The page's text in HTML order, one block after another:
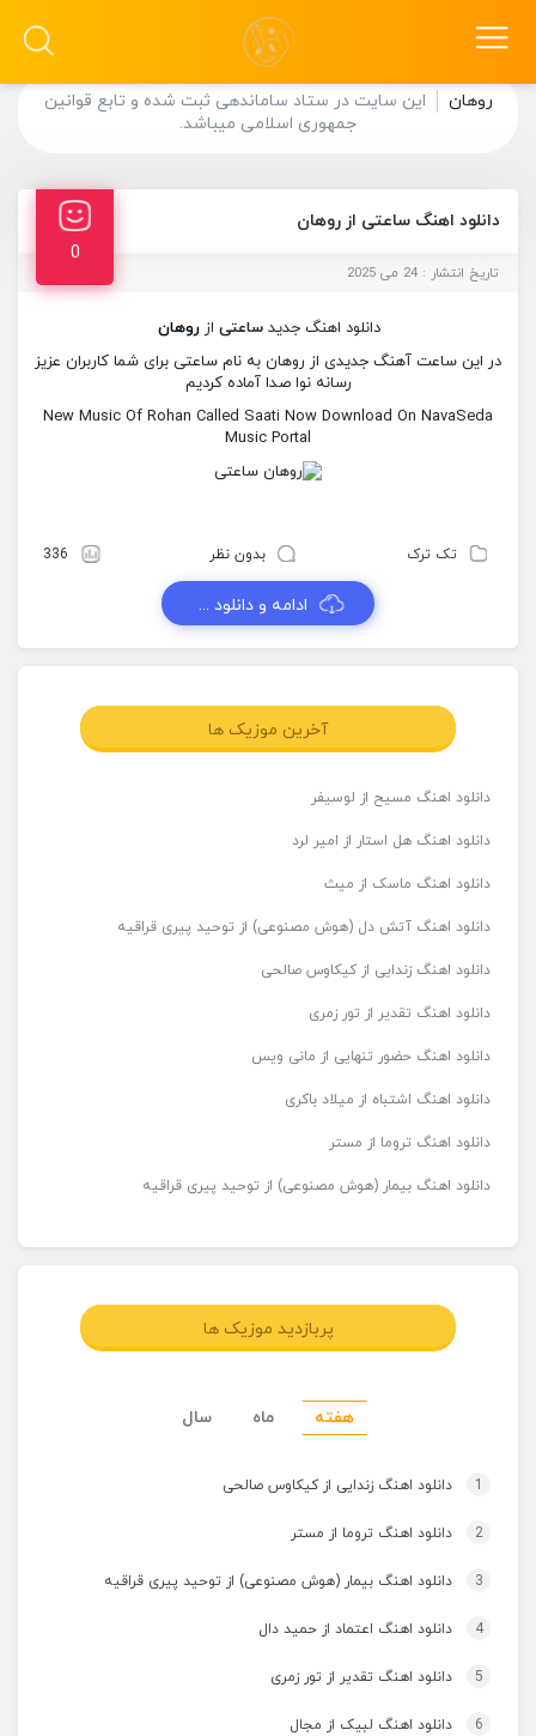
روهان
این سایت در ستاد ساماندهی ثبت شده و تابع قوانین
جمهوری اسلامی میباشد.
دانلود اهنگ ساعتی از روهان
0
تاریخ انتشار : 24 می 2025
دانلود اهنگ جدید ساعتی از روهان
در این ساعت آهنگ جدیدی از روهان به نام ساعتی برای شما کاربران عزیز
رسانه نوا صدا آماده کردیم
New Music Of Rohan Called Saati Now Download On NavaSeda
Music Portal
تک ترک بدون نظر 336
ادامه و دانلود ...
آخرین موزیک ها
دانلود اهنگ مسیح از لوسیفر
دانلود اهنگ هل استار از امیر لرد
دانلود اهنگ ماسک از میث
دانلود اهنگ آتش دل (هوش مصنوعی) از توحید پیری قراقیه
دانلود اهنگ زندایی از کیکاوس صالحی
دانلود اهنگ تقدیر از تور زمری
دانلود اهنگ حضور تنهایی از مانی ویس
دانلود اهنگ اشتباه از میلاد باکری
دانلود اهنگ تروما از مستر
دانلود اهنگ بیمار (هوش مصنوعی) از توحید پیری قراقیه
پربازدید موزیک ها
هفته ماه سال
1 دانلود اهنگ زندایی از کیکاوس صالحی
2 دانلود اهنگ تروما از مستر
3 دانلود اهنگ بیمار (هوش مصنوعی) از توحید پیری قراقیه
4 دانلود اهنگ اعتماد از حمید دال
5 دانلود اهنگ تقدیر از تور زمری
6 دانلود اهنگ لبیک از مجال